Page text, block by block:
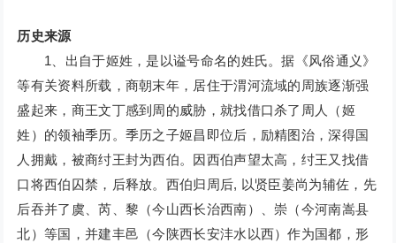
历史来源
1、出自于姬姓，是以谥号命名的姓氏。据《风俗通义》
等有关资料所载，商朝末年，居住于渭河流域的周族逐渐强
盛起来，商王文丁感到周的威胁，就找借口杀了周人（姬
姓）的领袖季历。季历之子姬昌即位后，励精图治，深得国
人拥戴，被商纣王封为西伯。因西伯声望太高，纣王又找借
口将西伯囚禁，后释放。西伯归周后, 以贤臣姜尚为辅佐，先
后吞并了虞、芮、黎（今山西长治西南）、崇（今河南嵩县
北）等国，并建丰邑（今陕西长安沣水以西）作为国都，形